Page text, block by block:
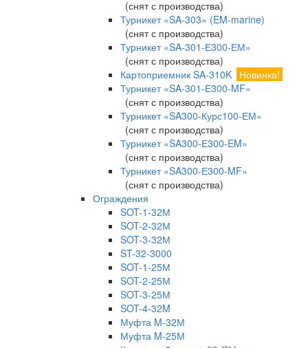
(снят с производства)
Турникет «SA-303» (EM-marine)
(снят с производства)
Турникет «SA-301-Е300-ЕМ»
(снят с производства)
Картоприемник SA-310K Новинка!
Турникет «SA-301-Е300-MF»
(снят с производства)
Турникет «SA300-Курс100-ЕМ»
(снят с производства)
Турникет «SA300-Е300-EM»
(снят с производства)
Турникет «SA300-Е300-MF»
(снят с производства)
Ограждения
SOT-1-32М
SOT-2-32М
SOT-3-32М
ST-32-3000
SOT-1-25М
SOT-2-25М
SOT-3-25М
SOT-4-32M
Муфта M-32М
Муфта M-25М